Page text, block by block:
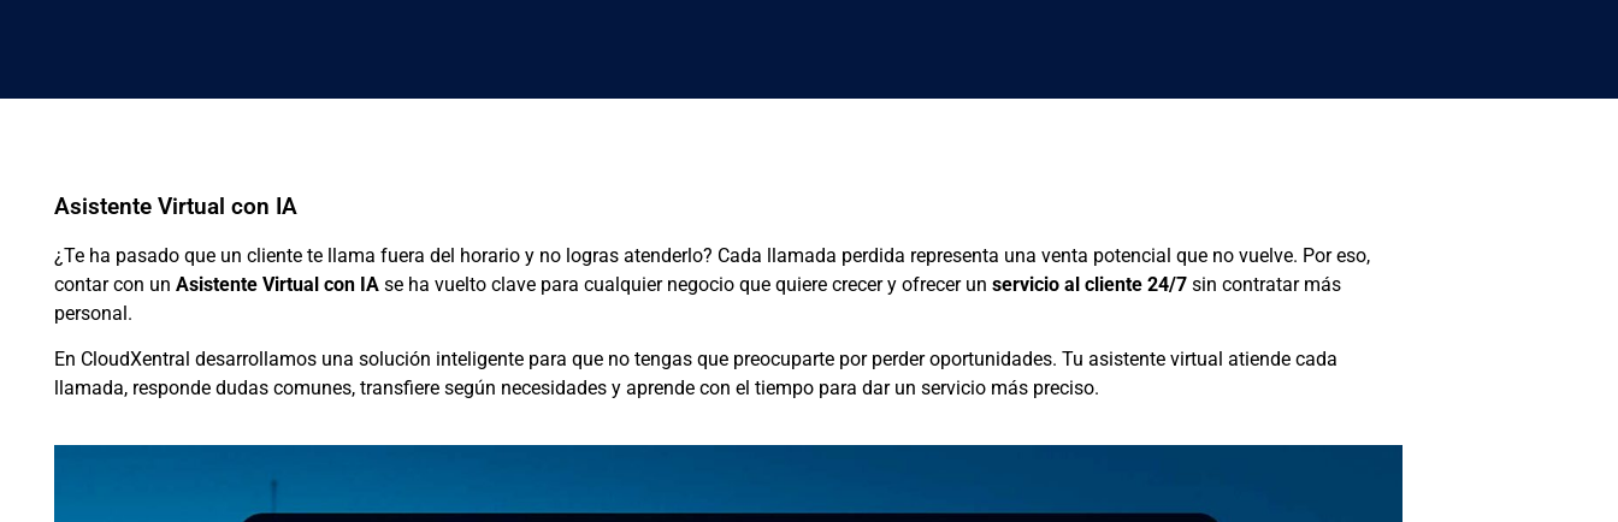
Asistente Virtual con IA
¿Te ha pasado que un cliente te llama fuera del horario y no logras atenderlo? Cada llamada perdida representa una venta potencial que no vuelve. Por eso,
contar con un Asistente Virtual con IA se ha vuelto clave para cualquier negocio que quiere crecer y ofrecer un servicio al cliente 24/7 sin contratar más
personal.
En CloudXentral desarrollamos una solución inteligente para que no tengas que preocuparte por perder oportunidades. Tu asistente virtual atiende cada
llamada, responde dudas comunes, transfiere según necesidades y aprende con el tiempo para dar un servicio más preciso.